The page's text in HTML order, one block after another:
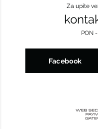
Za upite
PON
Facebook